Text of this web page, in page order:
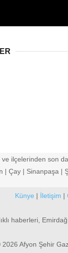
ilçelerinden son
Çay | Sinanpaşa
Künye | İletişim |
haberleri,
Afyon Şehir